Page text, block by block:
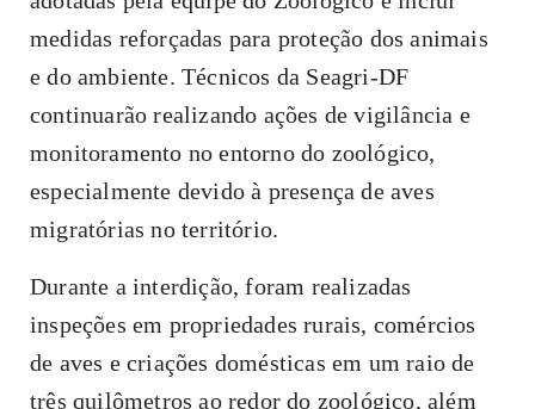
medidas reforçadas para proteção dos animais
e do ambiente. Técnicos da Seagri-DF
continuarão realizando ações de vigilância e
monitoramento no entorno do zoológico,
especialmente devido à presença de aves
migratórias no território.
Durante a interdição, foram realizadas
inspeções em propriedades rurais, comércios
de aves e criações domésticas em um raio de
três quilômetros ao redor do zoológico, além